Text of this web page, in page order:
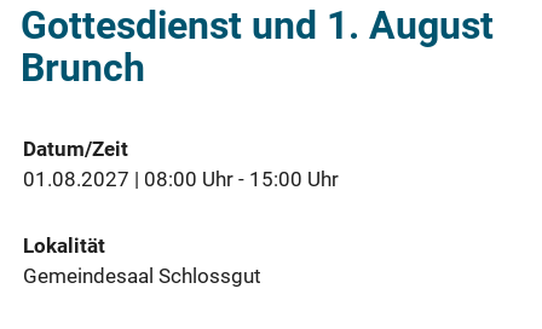
Gottesdienst und 1. August
Brunch
Datum/Zeit
01.08.2027 | 08:00 Uhr - 15:00 Uhr
Lokalität
Gemeindesaal Schlossgut